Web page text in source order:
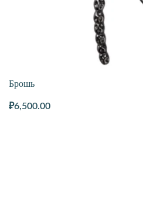
Брошь
₽6,500.00